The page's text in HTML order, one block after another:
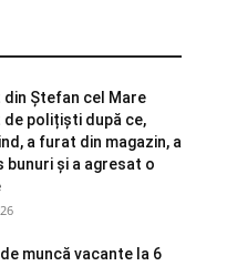
din Ștefan cel Mare
polițiști după ce,
a furat din magazin, a
bunuri și a agresat o
muncă vacante la 6